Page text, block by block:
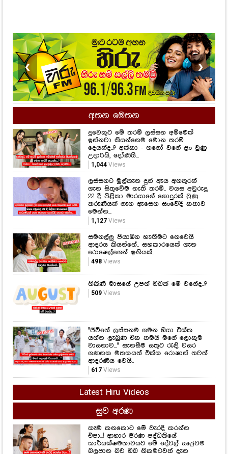
❮ ❯
අතන මෙතන
දුවෙකුට මේ තරම් ලස්සන අම්මෙක්
ඉන්නවා කියන්නෙම මොන තරම්
දෙයක්ද..? අක්කා - නගෝ වගේ ළං වුණු
උදාරියි, දෝණියි...
1,044Views
ලස්සනට මුල්තැන දුන් ඇය අනතුරක්
ගැන සිතුවේම නැති තරම්.. වයස අවුරුදු
22 දී පිළිකා මාරයාගේ ගොදුරක් වුණු
තරුණියක් ගැන ඇසෙන සංවේදී කතාව
මෙන්න...
1,127 Views
සමනල්ලු පියාඹන හැඟීමට නෙවෙයි
ආදරය කියන්නේ.. සහකාරයෙක් ගැන
රොෂෙල්ගෙන් ඉඟියක්..
498Views
නිකිණි මාසයේ උපන් ඔබත් මේ වගේද..?
509Views
යන්න ලැබුණ එක තමයි මගේ ලොකුම
වාසනාව..." සැනසීම සතුට රැඳි වසර
ගණනක මතකයත් එක්ක රොෂාන් තවත්
Latest Hiru Videos
සුව අරණ
කෑම කනකොට මේ වැරදි කරන්න
එපා...! ආහාර ජීරණ පද්ධතියේ
කාර්යක්ෂමතාවයට මේ දේවල් සෘජුවම
බලපාන බව ඔබ නිකමටවත් දැන
සිටියාද..?
1,134Views
අධි රුධිර පීඩනය ඔබ හිතනවාට වඩා
හානිදායක විය හැකියි.. සිතිය යුතු
කාරණා කිහිපයක් ගැන ඇසෙන විශේෂ
කතාවක් මෙන්න..